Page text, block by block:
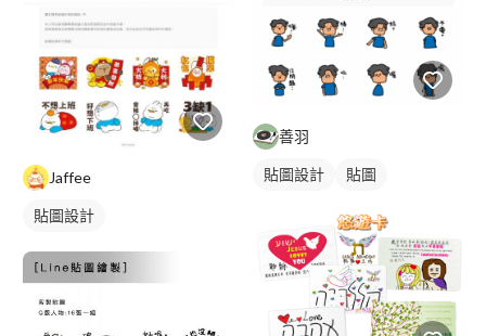
Jaffee
貼圖設計
善羽
貼圖設計 貼圖